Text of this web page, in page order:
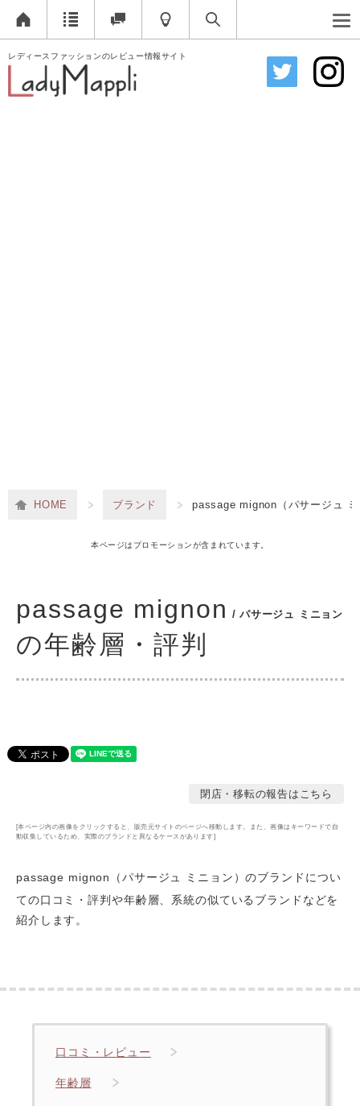
レディースファッションのレビュー情報サイト
HOME ブランド passage mignon（パサージュ
本ページはプロモーションが含まれています。
passage mignon / パサージュ ミニョン
の年齢層・評判
閉店・移転の報告はこちら
[本ページ内の画像をクリックすると、販売元サイトのページへ移動します。また、画像はキーワードで自
動収集しているため、実際のブランドと異なるケースがあります]
passage mignon（パサージュ ミニョン）のブランドについ
ての口コミ・評判や年齢層 、系統の似ているブランドなどを
紹介します。
口コミ・レビュー
年齢層